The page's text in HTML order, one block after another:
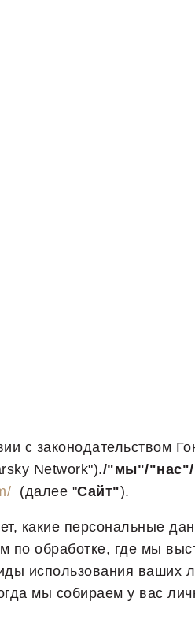
с законодательством
Network")./"мы"/
(далее "Сайт").
какие персональные
обработке, где мы
использования ваших
мы собираем у вас